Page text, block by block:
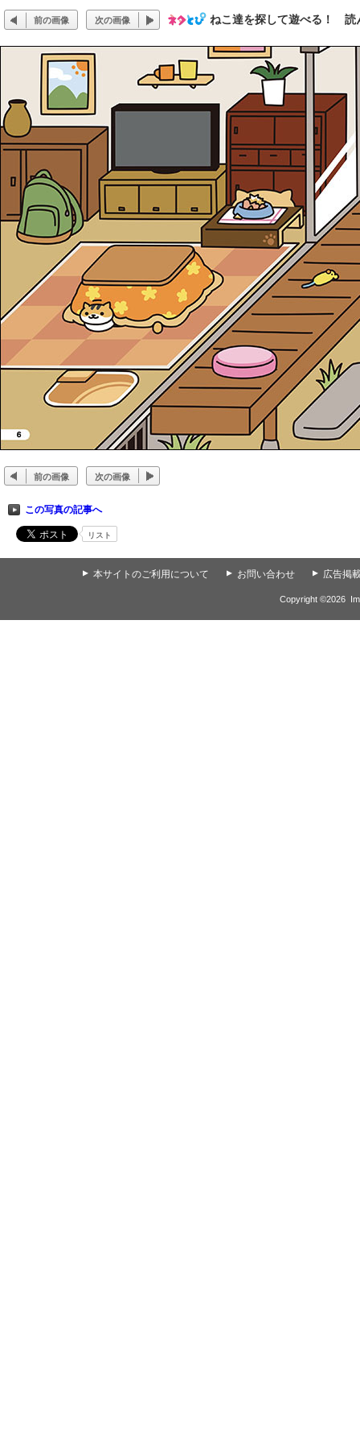
前の画像 次の画像 ねこ達を探して遊べる！ 読
前の画像 次の画像
この写真の記事へ
リスト
▲ 本サイトのご利用について ▲ お問い合わせ ▲ 広告掲
Copyright ©2026